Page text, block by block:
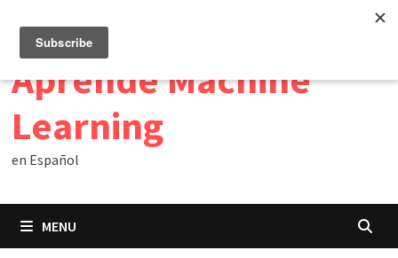
content
Aprende Machine
Learning
en Español
MENU